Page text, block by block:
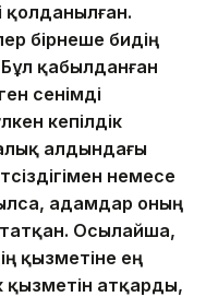
қолданылған.
бірнеше бидің
қабылданған
сенімді
кепілдік
алдындағы
немесе
адамдар оның
Осылайша,
қызметіне ең
қызметін атқарды,